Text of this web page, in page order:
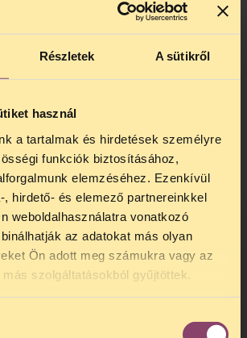
Részletek A sütikről
használ
a tartalmak és hirdetések személyre
funkciók biztosításához,
elemzéséhez. Ezenkívül
, hirdető- és elemező partnereinkkel
weboldalhasználatra vonatkozó
az adatokat más olyan
Ön adott meg számukra vagy az
szolgáltatásokból gyűjtöttek.
(INCLO), valamint az Omega
együttműködésével
ellen a
tüntetés két szervezője. A
megállapította, hogy
békés tüntetés helyett”.
ELŐZETES
ALAPJÁN NEM
VOLNA MEG A
előtt is tüntettek volna a
szereplő indokokra hivatkozva,
JOGSEGÉLY